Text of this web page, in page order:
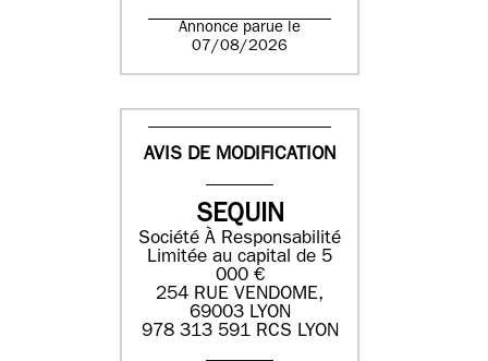
Annonce parue le
07/08/2026
AVIS DE MODIFICATION
SEQUIN
Société À Responsabilité
Limitée au capital de 5
000 €
254 RUE VENDOME,
69003 LYON
978 313 591 RCS LYON